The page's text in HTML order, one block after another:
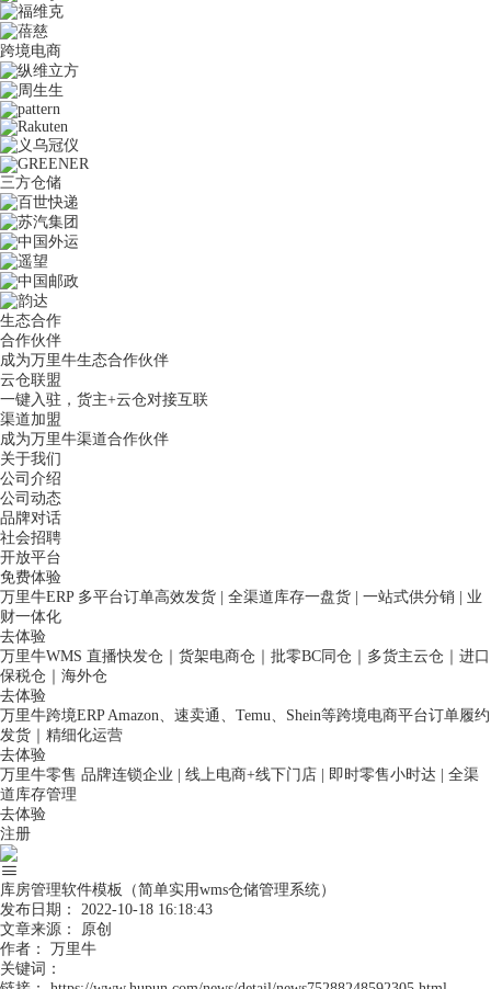
跨境电商
三方仓储
生态合作
合作伙伴
成为万里牛生态合作伙伴
云仓联盟
一键入驻，货主+云仓对接互联
渠道加盟
成为万里牛渠道合作伙伴
关于我们
公司介绍
公司动态
品牌对话
社会招聘
开放平台
免费体验
万里牛ERP 多平台订单高效发货 | 全渠道库存一盘货 | 一站式供分销 | 业
财一体化
去体验
万里牛WMS 直播快发仓｜货架电商仓｜批零BC同仓｜多货主云仓｜进口
保税仓｜海外仓
去体验
万里牛跨境ERP Amazon、速卖通、Temu、Shein等跨境电商平台订单履约
发货｜精细化运营
去体验
万里牛零售 品牌连锁企业 | 线上电商+线下门店 | 即时零售小时达 | 全渠
道库存管理
去体验
注册
库房管理软件模板（简单实用wms仓储管理系统）
发布日期：
2022-10-18 16:18:43
文章来源：
原创
作者：
万里牛
关键词：